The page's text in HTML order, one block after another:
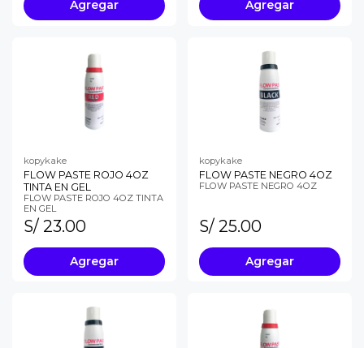
Agregar Agregar
kopykake
FLOW PASTE ROJO 4OZ
TINTA EN GEL
FLOW PASTE ROJO 4OZ TINTA
EN GEL
S/ 23.00
Agregar
kopykake
FLOW PASTE NEGRO 4OZ
FLOW PASTE NEGRO 4OZ
S/ 25.00
Agregar